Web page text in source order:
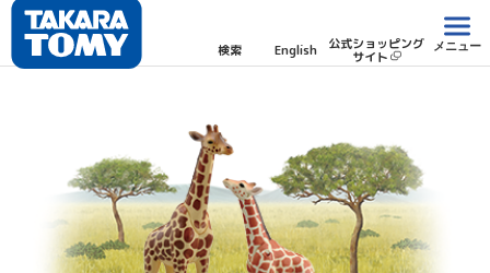
検索 English 公式ショッピング
サイト
メニュー